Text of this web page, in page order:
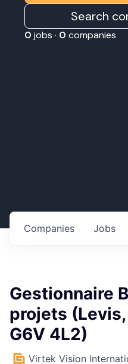
Search
0 jobs · 0 companies
Jobs
Companies
Gestionnaire
projets
G6V 4L2)
Virtek Vision